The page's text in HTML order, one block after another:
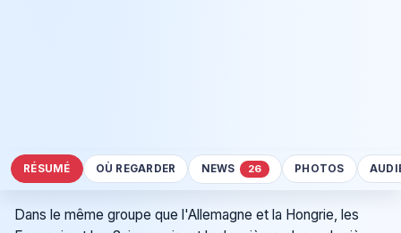
RÉSUMÉ OÙ REGARDER NEWS 26 PHOTOS
Dans le même groupe que l'Allemagne et la Hongrie, les